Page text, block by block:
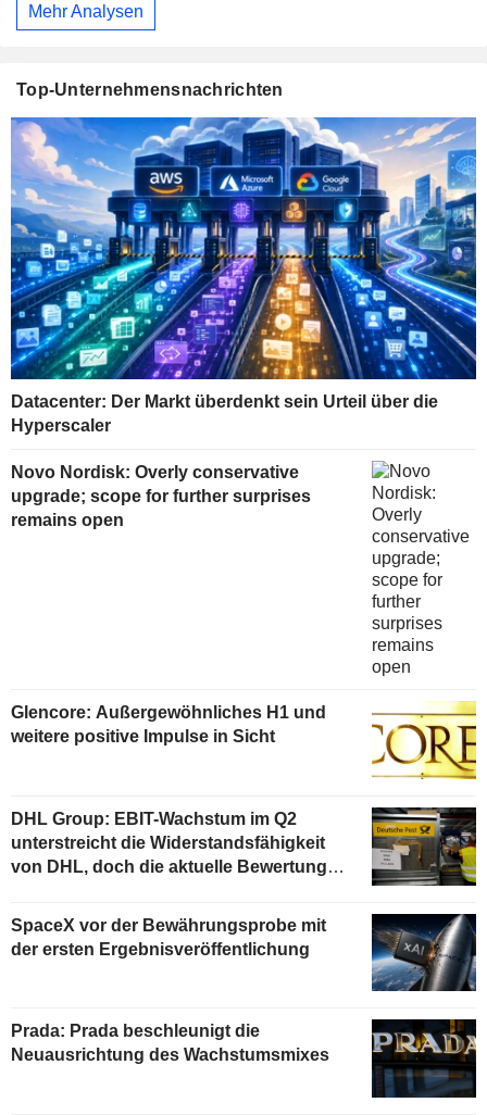
Mehr Analysen
Top-Unternehmensnachrichten
Datacenter: Der Markt überdenkt sein Urteil über die
Hyperscaler
Novo Nordisk: Overly conservative
upgrade; scope for further surprises
remains open
Glencore: Außergewöhnliches H1 und
weitere positive Impulse in Sicht
DHL Group: EBIT-Wachstum im Q2
unterstreicht die Widerstandsfähigkeit
von DHL, doch die aktuelle Bewertung
SpaceX vor der Bewährungsprobe mit
der ersten Ergebnisveröffentlichung
Prada: Prada beschleunigt die
Neuausrichtung des Wachstumsmixes